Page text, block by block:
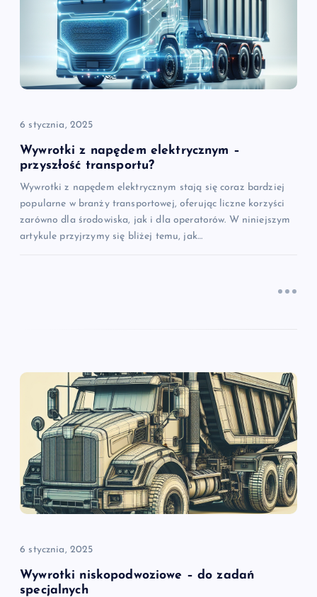
p
s
u
6 stycznia, 2025
Wywrotki z napędem elektrycznym –
przyszłość transportu?
Wywrotki z napędem elektrycznym stają się coraz bardziej
popularne w branży transportowej, oferując liczne korzyści
zarówno dla środowiska, jak i dla operatorów. W niniejszym
artykule przyjrzymy się bliżej temu, jak…
6 stycznia, 2025
Wywrotki niskopodwoziowe – do zadań
specjalnych